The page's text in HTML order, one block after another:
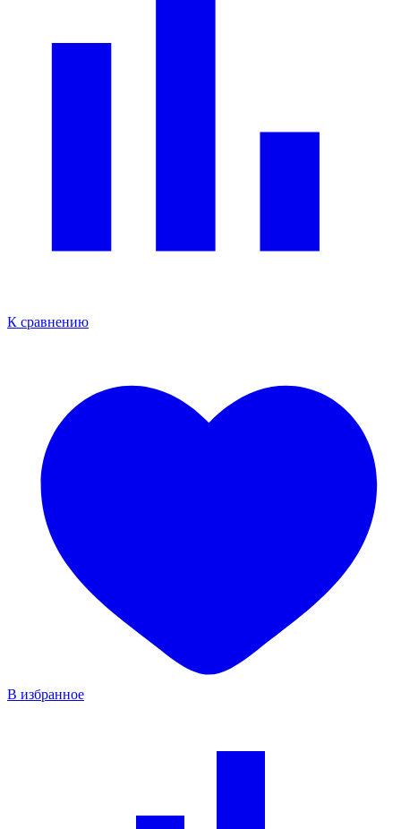
К сравнению
В избранное